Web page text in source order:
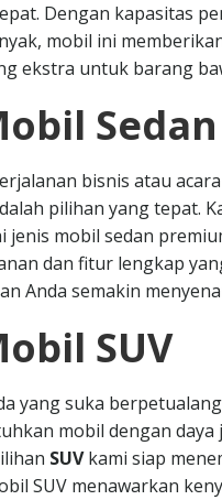
Dengan kapasitas
mobil ini
ekstra untuk barang
Sedan
bisnis atau
pilihan yang tepat.
jenis mobil sedan
dan fitur lengkap
Anda semakin
SUV
yang suka
mobil dengan daya
SUVkami siap
SUV menawarkan